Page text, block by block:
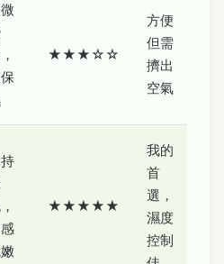
★★★☆☆
方便
但需
擠出
空氣
★★★★★
我的
首
選，
濕度
控制